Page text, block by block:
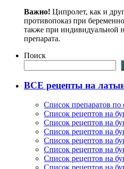
Важно! Ципролет, как и
противопоказ при
также при индивидуальной
препарата.
Поиск
ВСЕ рецепты на
Список препаратов
Список рецептов на
Список рецептов на
Список рецептов на
Список рецептов на
Список рецептов на
Список рецептов на
Список рецептов на